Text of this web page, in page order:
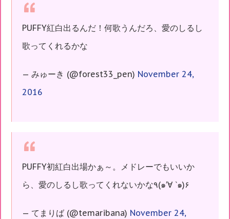
PUFFY紅白出るんだ！何歌うんだろ、愛のしるし
歌ってくれるかな
— みゅーき (@forest33_pen) November 24,
2016
PUFFY初紅白出場かぁ～。メドレーでもいいか
ら、愛のしるし歌ってくれないかな٩(๑′∀ ‵๑)۶
— てまりば (@temaribana) November 24,